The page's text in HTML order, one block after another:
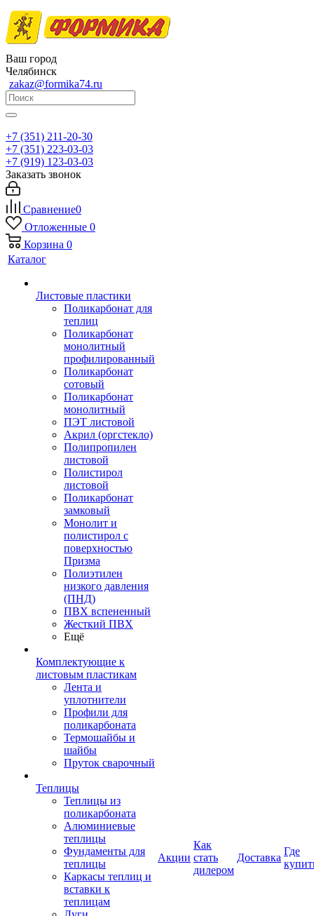
Ваш город
Челябинск
zakaz@formika74.ru
+7 (351) 211-20-30
+7 (351) 223-03-03
+7 (919) 123-03-03
Заказать звонок
Сравнение0
Отложенные 0
Корзина 0
Каталог
Листовые пластики
Поликарбонат для
теплиц
Поликарбонат
монолитный
профилированный
Поликарбонат
сотовый
Поликарбонат
монолитный
ПЭТ листовой
Акрил (оргстекло)
Полипропилен
листовой
Полистирол
листовой
Поликарбонат
замковый
Монолит и
полистирол с
поверхностью
Призма
Полиэтилен
низкого давления
(ПНД)
ПВХ вспененный
Жесткий ПВХ
Ещё
Комплектующие к
листовым пластикам
Лента и
уплотнители
Профили для
поликарбоната
Термошайбы и
шайбы
Пруток сварочный
Теплицы
Теплицы из
поликарбоната
Алюминиевые
теплицы
Фундаменты для
теплицы
Каркасы теплиц и
вставки к
теплицам
Акции
Как
стать
дилером
Доставка
Где